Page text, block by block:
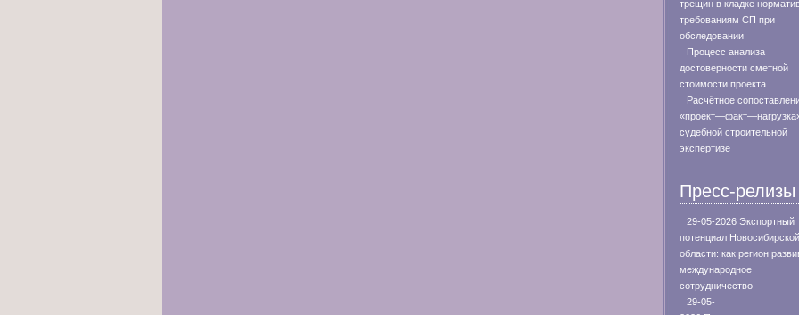
трещин в кладке
требованиям СП при
обследовании
Процесс анализа
достоверности сметной
стоимости проекта
Расчётное
судебной строительной
экспертизе
Пресс-релизы
29-05-2026 Экспортный
потенциал Новосибирской
области: как регион
международное
сотрудничество
29-05-